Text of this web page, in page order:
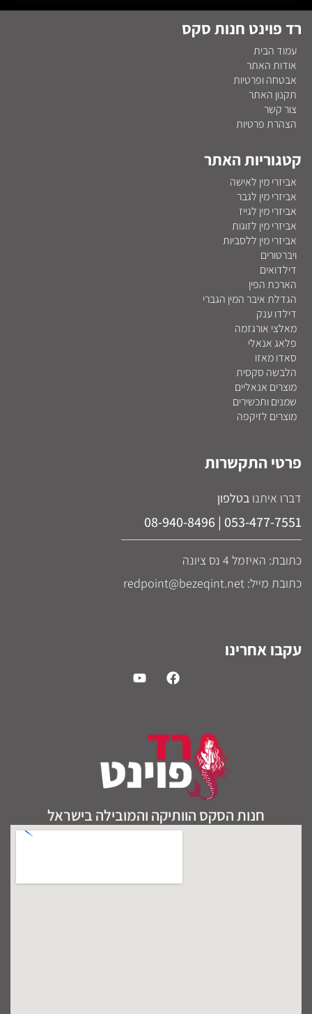
רד פוינט חנות סקס
עמוד הבית
אודות האתר
אבטחה ופרטיות
תקנון האתר
צור קשר
הצהרת פרטיות
קטגוריות האתר
אביזרי מין לאישה
אביזרי מין לגבר
אביזרי מין לגייז
אביזרי מין לזוגות
אביזרי מין ללסביות
ויברטורים
דילדואים
הארכת הפין
הגדלת איבר המין הגברי
דילדו ענק
מאלצי אורגזמה
פלאג אנאלי
סאדו מאזו
הלבשה סקסית
מוצרים אנאליים
שמנים ותכשירים
מוצרים לזיקפה
פרטי התקשרות
דברו איתנו בטלפון
053-477-7551 | 08-940-8496
כתובת: האיזמל 4 נס ציונה
כתובת מייל: redpoint@bezeqint.net
עקבו אחרינו
חנות הסקס הוותיקה והמובילה בישראל